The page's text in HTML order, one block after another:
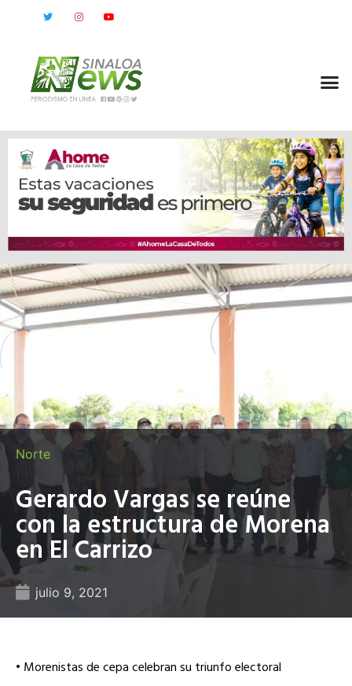
Norte
Gerardo Vargas se reúne
con la estructura de Morena
en El Carrizo
julio 9, 2021
• Morenistas de cepa celebran su triunfo electoral